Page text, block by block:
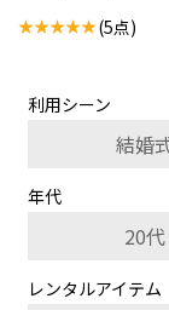
(5点)
利用シーン
結婚
年代
20代
レンタルアイテム